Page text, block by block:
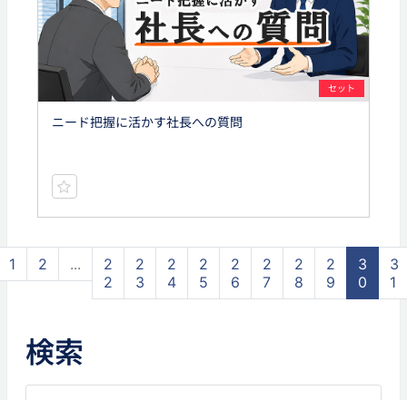
セット
ニード把握に活かす社長への質問
1 2 ...
2
2
2
3
2
4
2
5
2
6
2
7
2
8
2
9
3
0
3
1
検索